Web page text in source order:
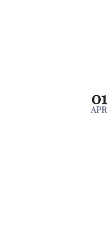
01
APR